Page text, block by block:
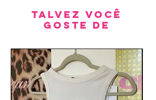
Talvez você
goste de